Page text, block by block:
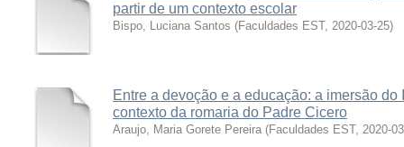
partir de um contexto escolar
Bispo, Luciana Santos (Faculdades EST, 2020-03-25)
Entre a devoção e a educação: a imersão
contexto da romaria do Padre Cicero
Araujo, Maria Gorete Pereira (Faculdades EST, 2020-